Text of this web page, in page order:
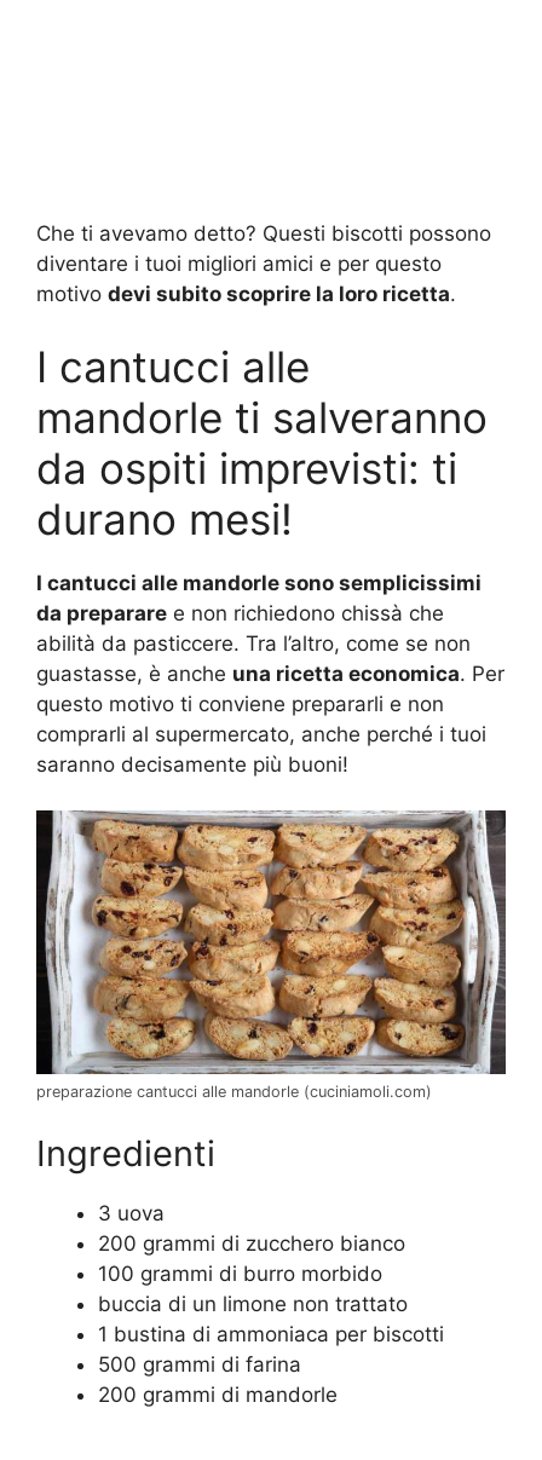
Che ti avevamo detto? Questi biscotti possono
diventare i tuoi migliori amici e per questo
motivo devi subito scoprire la loro ricetta.
I cantucci alle
mandorle ti salveranno
da ospiti imprevisti: ti
durano mesi!
I cantucci alle mandorle sono semplicissimi
da preparare e non richiedono chissà che
abilità da pasticcere. Tra l’altro, come se non
guastasse, è anche una ricetta economica. Per
questo motivo ti conviene prepararli e non
comprarli al supermercato, anche perché i tuoi
saranno decisamente più buoni!
preparazione cantucci alle mandorle (cuciniamoli.com)
Ingredienti
3 uova
200 grammi di zucchero bianco
100 grammi di burro morbido
buccia di un limone non trattato
1 bustina di ammoniaca per biscotti
500 grammi di farina
200 grammi di mandorle